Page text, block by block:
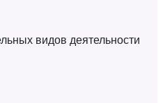
видов деятельности